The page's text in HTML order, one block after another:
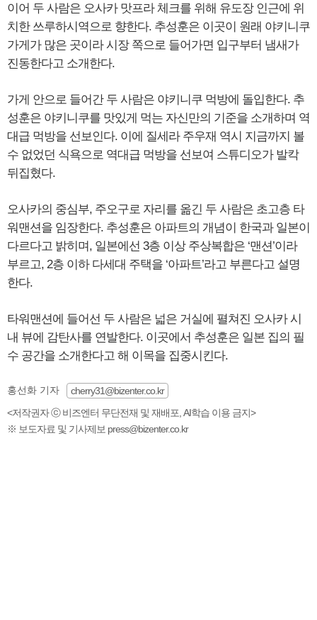
이어 두 사람은 오사카 맛프라 체크를 위해 유도장 인근에 위
치한 쓰루하시역으로 향한다. 추성훈은 이곳이 원래 야키니쿠
가게가 많은 곳이라 시장 쪽으로 들어가면 입구부터 냄새가
진동한다고 소개한다.
가게 안으로 들어간 두 사람은 야키니쿠 먹방에 돌입한다. 추
성훈은 야키니쿠를 맛있게 먹는 자신만의 기준을 소개하며 역
대급 먹방을 선보인다. 이에 질세라 주우재 역시 지금까지 볼
수 없었던 식욕으로 역대급 먹방을 선보여 스튜디오가 발칵
뒤집혔다.
오사카의 중심부, 주오구로 자리를 옮긴 두 사람은 초고층 타
워맨션을 임장한다. 추성훈은 아파트의 개념이 한국과 일본이
다르다고 밝히며, 일본에선 3층 이상 주상복합은 ‘맨션’이라
부르고, 2층 이하 다세대 주택을 ‘아파트’라고 부른다고 설명
한다.
타워맨션에 들어선 두 사람은 넓은 거실에 펼쳐진 오사카 시
내 뷰에 감탄사를 연발한다. 이곳에서 추성훈은 일본 집의 필
수 공간을 소개한다고 해 이목을 집중시킨다.
홍선화 기자
cherry31@bizenter.co.kr
<저작권자 ⓒ 비즈엔터 무단전재 및 재배포, AI학습 이용 금지>
※ 보도자료 및 기사제보 press@bizenter.co.kr